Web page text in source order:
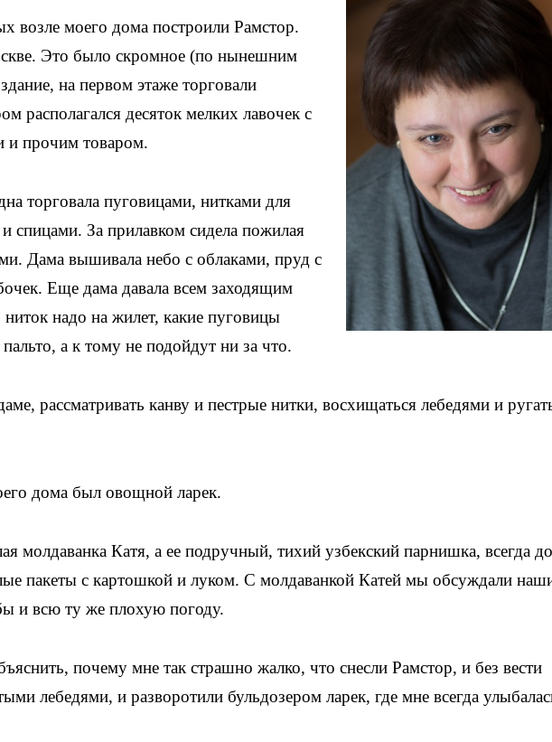
возле моего дома построили Рамстор.
Это было скромное (по нынешним
на первом этаже торговали
располагался десяток мелких лавочек с
и прочим товаром.
торговала пуговицами, нитками для
спицами. За прилавком сидела пожилая
Дама вышивала небо с облаками, пруд с
Еще дама давала всем заходящим
надо на жилет, какие пуговицы
а к тому не подойдут ни за что.
рассматривать канву и пестрые нитки, восхищаться лебедями и
дома был овощной ларек.
молдаванка Катя, а ее подручный, тихий узбекский парнишка, всегда
пакеты с картошкой и луком. С молдаванкой Катей мы обсуждали
и всю ту же плохую погоду.
почему мне так страшно жалко, что снесли Рамстор, и без вести
лебедями, и разворотили бульдозером ларек, где мне всегда